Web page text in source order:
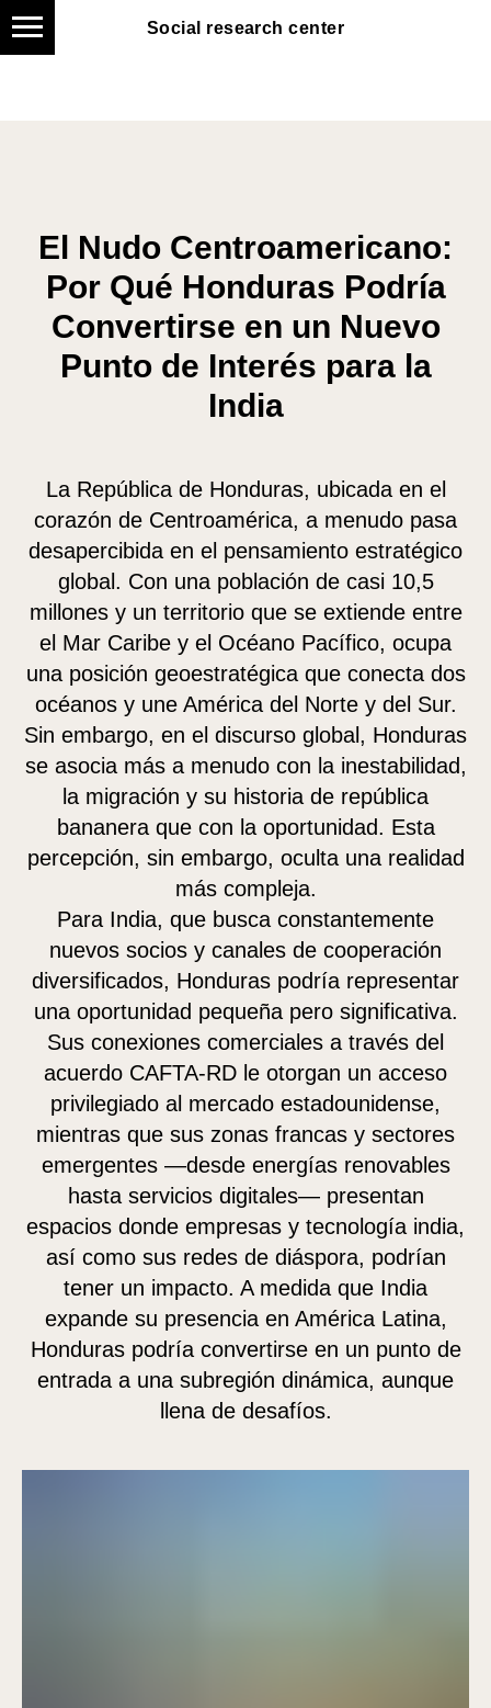
Social research center
Social research center
El Nudo Centroamericano:
Por Qué Honduras Podría
Convertirse en un Nuevo
Punto de Interés para la
India
La República de Honduras, ubicada en el
corazón de Centroamérica, a menudo pasa
desapercibida en el pensamiento estratégico
global. Con una población de casi 10,5
millones y un territorio que se extiende entre
el Mar Caribe y el Océano Pacífico, ocupa
una posición geoestratégica que conecta dos
océanos y une América del Norte y del Sur.
Sin embargo, en el discurso global, Honduras
se asocia más a menudo con la inestabilidad,
la migración y su historia de república
bananera que con la oportunidad. Esta
percepción, sin embargo, oculta una realidad
más compleja.
Para India, que busca constantemente
nuevos socios y canales de cooperación
diversificados, Honduras podría representar
una oportunidad pequeña pero significativa.
Sus conexiones comerciales a través del
acuerdo CAFTA-RD le otorgan un acceso
privilegiado al mercado estadounidense,
mientras que sus zonas francas y sectores
emergentes —desde energías renovables
hasta servicios digitales— presentan
espacios donde empresas y tecnología india,
así como sus redes de diáspora, podrían
tener un impacto. A medida que India
expande su presencia en América Latina,
Honduras podría convertirse en un punto de
entrada a una subregión dinámica, aunque
llena de desafíos.